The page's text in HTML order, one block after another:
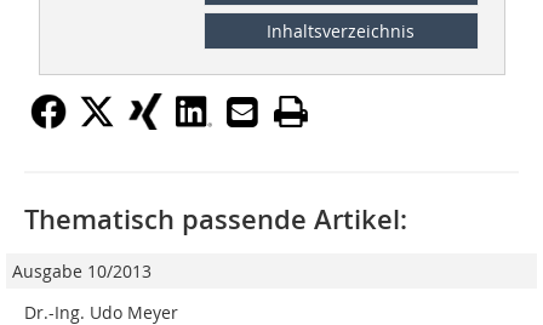
Inhaltsverzeichnis
Thematisch passende Artikel:
Ausgabe 10/2013
Dr.-Ing. Udo Meyer